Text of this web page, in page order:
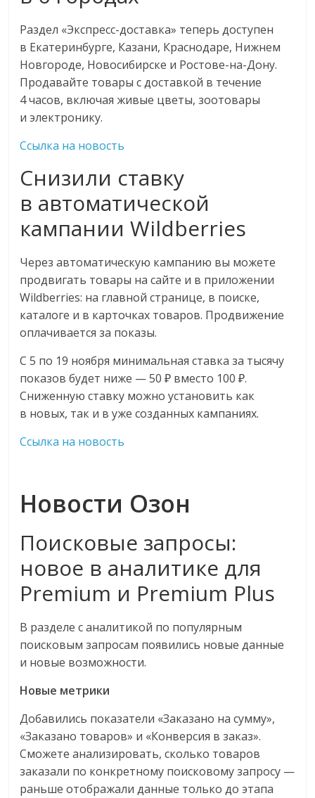
Раздел «Экспресс-доставка» теперь доступен
в Екатеринбурге, Казани, Краснодаре, Нижнем
Новгороде, Новосибирске и Ростове-на-Дону.
Продавайте товары с доставкой в течение
4 часов, включая живые цветы, зоотовары
и электронику.
Ссылка на новость
Снизили ставку
в автоматической
кампании Wildberries
Через автоматическую кампанию вы можете
продвигать товары на сайте и в приложении
Wildberries: на главной странице, в поиске,
каталоге и в карточках товаров. Продвижение
оплачивается за показы.
С 5 по 19 ноября минимальная ставка за тысячу
показов будет ниже — 50 ₽ вместо 100 ₽.
Сниженную ставку можно установить как
в новых, так и в уже созданных кампаниях.
Ссылка на новость
Новости Озон
Поисковые запросы:
новое в аналитике для
Premium и Premium Plus
В разделе с аналитикой по популярным
поисковым запросам появились новые данные
и новые возможности.
Новые метрики
Добавились показатели «Заказано на сумму»,
«Заказано товаров» и «Конверсия в заказ».
Сможете анализировать, сколько товаров
заказали по конкретному поисковому запросу —
раньше отображали данные только до этапа